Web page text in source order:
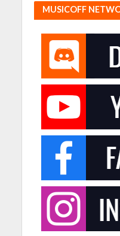
MUSICOFF